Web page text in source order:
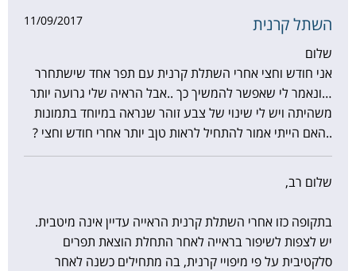
השתל קרנית 11/09/2017
שלום
אני חודש וחצי אחרי השתלת קרנית עם תפר אחד שישתחרר
…ונאמר לי שאפשר להמשיך כך ..אבל הראיה שלי גרועה יותר
משהיתה ויש לי שינוי של צבע זוהר שנראה במיוחד בתמונות
..האם הייתי אמור להתחיל לראות טןב יותר אחרי חודש וחצי ?
שלום רב,
בתקופה כזו אחרי השתלת קרנית הראייה עדיין אינה מיטבית.
יש לצפות לשיפור בראייה לאחר התחלת הוצאת תפרים
סלקטיבית על פי מיפויי קרנית, בה מתחילים כשנה לאחר